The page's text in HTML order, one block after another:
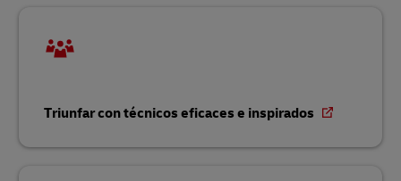
Triunfar con técnicos eficaces e inspirados